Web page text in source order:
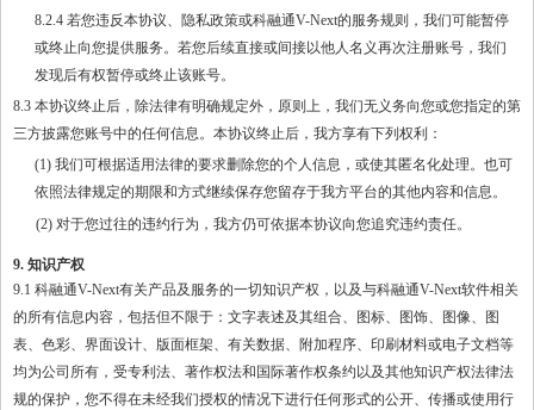
8.2.4 若您违反本协议、隐私政策或科融通V-Next的服务规则，我们可能暂停
或终止向您提供服务。若您后续直接或间接以他人名义再次注册账号，我们
发现后有权暂停或终止该账号。
8.3 本协议终止后，除法律有明确规定外，原则上，我们无义务向您或您指定的第
三方披露您账号中的任何信息。本协议终止后，我方享有下列权利：
(1) 我们可根据适用法律的要求删除您的个人信息，或使其匿名化处理。也可
依照法律规定的期限和方式继续保存您留存于我方平台的其他内容和信息。
(2) 对于您过往的违约行为，我方仍可依据本协议向您追究违约责任。
9. 知识产权
9.1 科融通V-Next有关产品及服务的一切知识产权，以及与科融通V-Next软件相关
的所有信息内容，包括但不限于：文字表述及其组合、图标、图饰、图像、图
表、色彩、界面设计、版面框架、有关数据、附加程序、印刷材料或电子文档等
均为公司所有，受专利法、著作权法和国际著作权条约以及其他知识产权法律法
规的保护，您不得在未经我们授权的情况下进行任何形式的公开、传播或使用行